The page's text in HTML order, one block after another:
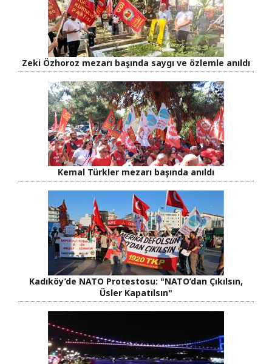
Zeki Özhoroz mezarı başında saygı ve özlemle anıldı
Kemal Türkler mezarı başında anıldı
Kadıköy’de NATO Protestosu: "NATO’dan Çıkılsın,
Üsler Kapatılsın"